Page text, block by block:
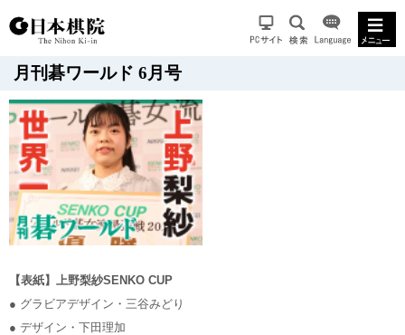
月刊碁ワールド 6月号
【表紙】上野梨紗SENKO CUP
● グラビアデザイン・三谷みどり
● デザイン・下田理加